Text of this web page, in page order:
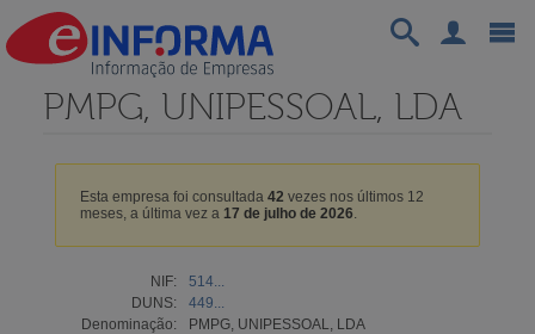
PMPG, UNIPESSOAL, LDA
Esta empresa foi consultada 42 vezes nos últimos 12
meses, a última vez a 17 de julho de 2026.
NIF:
514...
DUNS:
449...
Denominação:
PMPG, UNIPESSOAL, LDA